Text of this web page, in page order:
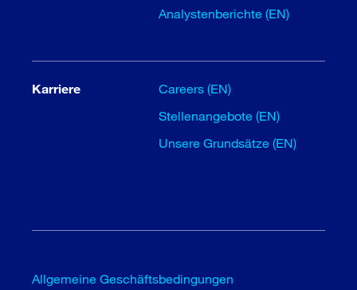
Analystenberichte (EN)
Karriere
Careers (EN)
Stellenangebote (EN)
Unsere Grundsätze (EN)
Allgemeine Geschäftsbedingungen